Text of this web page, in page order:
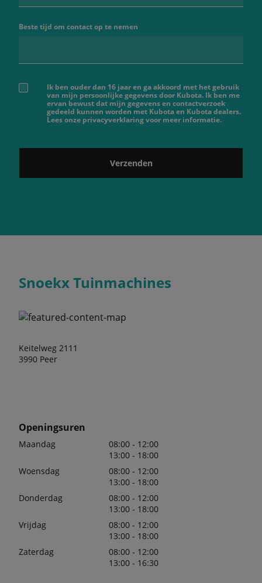
Beste tijd om contact op te nemen
Ik ben ouder dan 16 jaar en ga akkoord met het gebruik
van mijn persoonlijke gegevens door Kubota. Ik ben me
ervan bewust dat mijn gegevens en contactverzoek
gedeeld kunnen worden met Kubota en Kubota dealers.
Lees onze privacyverklaring voor meer informatie.
Verzenden
Snoekx Tuinmachines
Keitelweg 2111
3990 Peer
Openingsuren
Maandag
08:00 - 12:00
13:00 - 18:00
Woensdag
08:00 - 12:00
13:00 - 18:00
Donderdag
08:00 - 12:00
13:00 - 18:00
Vrijdag
08:00 - 12:00
13:00 - 18:00
Zaterdag
08:00 - 12:00
13:00 - 16:30